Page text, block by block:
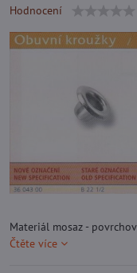
Hodnocení
Materiál mosaz -
Čtěte více